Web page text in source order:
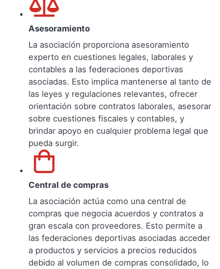
Asesoramiento
La asociación proporciona asesoramiento
experto en cuestiones legales, laborales y
contables a las federaciones deportivas
asociadas. Esto implica mantenerse al tanto de
las leyes y regulaciones relevantes, ofrecer
orientación sobre contratos laborales, asesorar
sobre cuestiones fiscales y contables, y
brindar apoyo en cualquier problema legal que
pueda surgir.
Central de compras
La asociación actúa como una central de
compras que negocia acuerdos y contratos a
gran escala con proveedores. Esto permite a
las federaciones deportivas asociadas acceder
a productos y servicios a precios reducidos
debido al volumen de compras consolidado, lo